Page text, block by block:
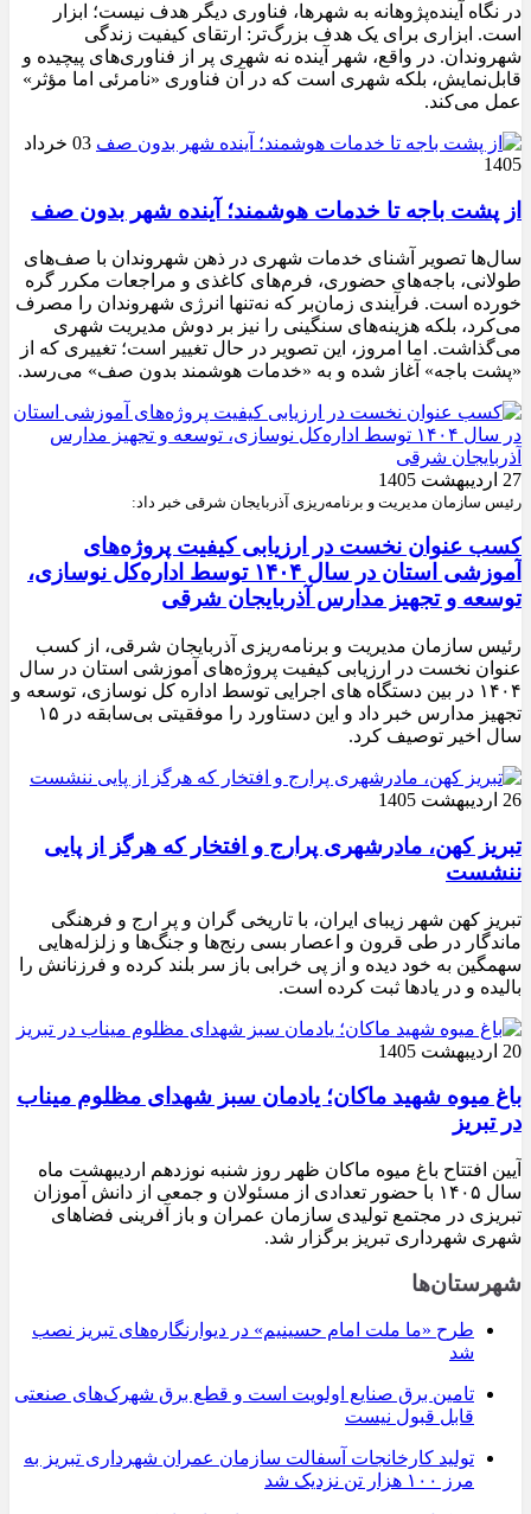
در نگاه آینده‌پژوهانه به شهرها، فناوری دیگر هدف نیست؛ ابزار
است. ابزاری برای یک هدف بزرگ‌تر: ارتقای کیفیت زندگی
شهروندان. در واقع، شهر آینده نه شهری پر از فناوری‌های پیچیده و
قابل‌نمایش، بلکه شهری است که در آن فناوری «نامرئی اما مؤثر»
عمل می‌کند.
03 خرداد
1405
از پشت باجه تا خدمات هوشمند؛ آینده شهر بدون صف
سال‌ها تصویر آشنای خدمات شهری در ذهن شهروندان با صف‌های
طولانی، باجه‌های حضوری، فرم‌های کاغذی و مراجعات مکرر گره
خورده است. فرآیندی زمان‌بر که نه‌تنها انرژی شهروندان را مصرف
می‌کرد، بلکه هزینه‌های سنگینی را نیز بر دوش مدیریت شهری
می‌گذاشت. اما امروز، این تصویر در حال تغییر است؛ تغییری که از
«پشت باجه» آغاز شده و به «خدمات هوشمند بدون صف» می‌رسد.
27 اردیبهشت 1405
رئیس سازمان مدیریت و برنامه‌ریزی آذربایجان شرقی خبر داد:
کسب عنوان نخست در ارزیابی کیفیت پروژه‌های
آموزشی استان در سال ۱۴۰۴ توسط اداره‌کل نوسازی،
توسعه و تجهیز مدارس آذربایجان شرقی
رئیس سازمان مدیریت و برنامه‌ریزی آذربایجان شرقی، از کسب
عنوان نخست در ارزیابی کیفیت پروژه‌های آموزشی استان در سال
۱۴۰۴ در بین دستگاه های اجرایی توسط اداره کل نوسازی، توسعه و
تجهیز مدارس خبر داد و این دستاورد را موفقیتی بی‌سابقه در ۱۵
سال اخیر توصیف کرد.
26 اردیبهشت 1405
تبریز کهن، مادرشهری پرارج و افتخار که هرگز از پایی
ننشست
تبریز کهن شهر زیبای ایران، با تاریخی گران و پر ارج و فرهنگی
ماندگار در طی قرون و اعصار بسی رنج‌ها و جنگ‌ها و زلزله‌هایی
سهمگین به خود دیده و از پی خرابی باز سر بلند کرده و فرزنانش را
بالیده و در یادها ثبت کرده است.
20 اردیبهشت 1405
باغ میوه شهید ماکان؛ یادمان سبز شهدای مظلوم میناب
در تبریز
آیین افتتاح باغ میوه ماکان ظهر روز شنبه نوزدهم اردیبهشت ماه
سال ۱۴۰۵ با حضور تعدادی از مسئولان و جمعی از دانش آموزان
تبریزی در مجتمع تولیدی سازمان عمران و باز آفرینی فضاهای
شهری شهرداری تبریز برگزار شد.
شهرستان‌ها
طرح «ما ملت امام حسینیم» در دیوارنگاره‌های تبریز نصب
شد
تامین برق صنایع اولویت است و قطع برق شهرک‌های صنعتی
قابل قبول نیست
تولید کارخانجات آسفالت سازمان عمران شهرداری تبریز به
مرز ۱۰۰ هزار تن نزدیک شد